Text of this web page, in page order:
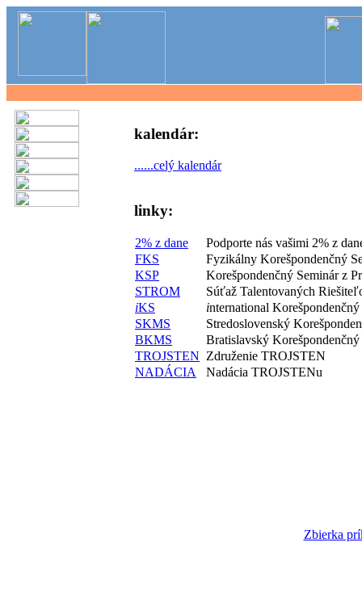
kalendár:
......celý kalendár
linky:
2% z dane
Podporte nás vašimi 2% z
FKS
Fyzikálny Korešpondenčný
KSP
Korešpondenčný Seminár z
STROM
Súťaž Talentovaných
iKS international Korešpondenčný
SKMS
Stredoslovenský
BKMS
Bratislavský
TROJSTEN Združenie TROJSTEN
NADÁCIA
Nadácia TROJSTENu
Zbierka